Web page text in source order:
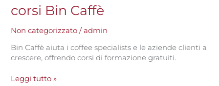
corsi Bin Caffè
Non categorizzato /admin
Bin Caffè aiuta i coffee specialists e le aziende clienti a
crescere, offrendo corsi di formazione gratuiti.
Leggi tutto »